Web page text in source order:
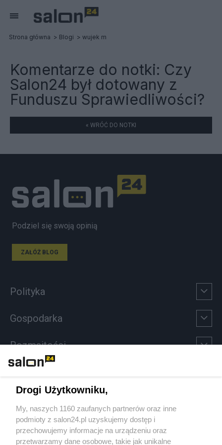
Strona główna Blogi wujek m
Komentarze do notki: Czy
Salon24 był dotowany z
Funduszu Sprawiedliwości?
« WRÓĆ DO NOTKI
Podziel się swoją opinią
ZAŁÓŻ BLOG
Polityka
Gospodarka
Rozmaitości
Sport
Społeczeństwo
Drogi Użytkowniku,
My, naszych 1160 zaufanych partnerów oraz inne
podmioty z salon24.pl uzyskujemy dostęp i
przechowujemy informacje na urządzeniu oraz
przetwarzamy dane osobowe, takie jak unikalne